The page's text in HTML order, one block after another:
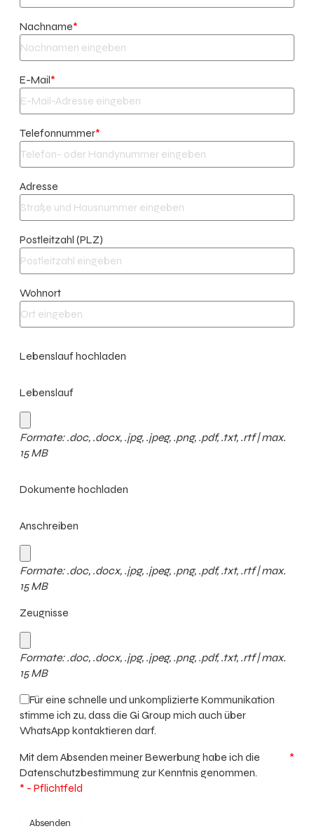
Nachname*
E-Mail*
Telefonnummer*
Adresse
Postleitzahl (PLZ)
Wohnort
Lebenslauf hochladen
Lebenslauf
Formate: .doc, .docx, .jpg, .jpeg, .png, .pdf, .txt, .rtf | max.
15 MB
Dokumente hochladen
Anschreiben
Formate: .doc, .docx, .jpg, .jpeg, .png, .pdf, .txt, .rtf | max.
15 MB
Zeugnisse
Formate: .doc, .docx, .jpg, .jpeg, .png, .pdf, .txt, .rtf | max.
15 MB
Für eine schnelle und unkomplizierte Kommunikation
stimme ich zu, dass die Gi Group mich auch über
WhatsApp kontaktieren darf.
*
Mit dem Absenden meiner Bewerbung habe ich die
Datenschutzbestimmung zur Kenntnis genommen.
* - Pflichtfeld
Absenden